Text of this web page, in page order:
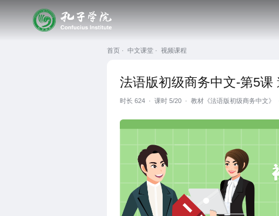
首页 · 中文课堂 · 视频课程
法语版初级商务中文-第5课
时长624 · 课时 5/20 · 教材《法语版初级商务中文》